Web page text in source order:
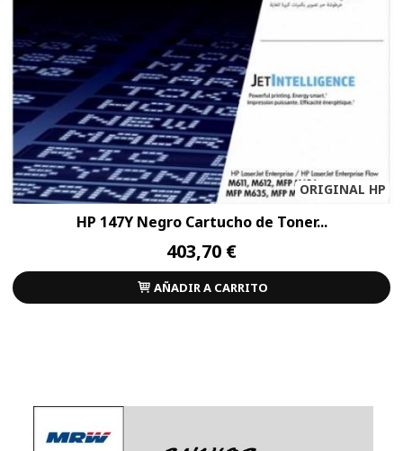
ORIGINAL HP
HP 147Y Negro Cartucho de Toner...
403,70 €
AÑADIR A CARRITO